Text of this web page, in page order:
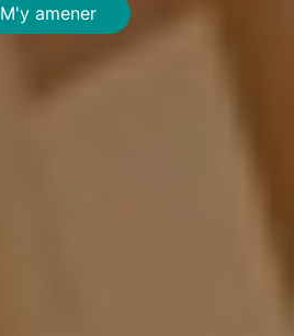
M'y amener